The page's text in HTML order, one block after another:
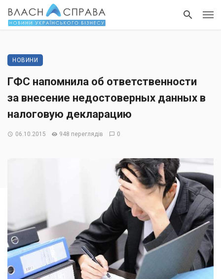
НОВИНИ
ГФС напомнила об ответственности
за внесение недостоверных данных в
налоговую декларацию
06.10.2015 948 переглядів 0